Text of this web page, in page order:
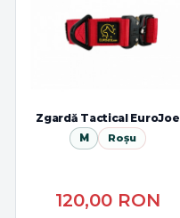
Zgardă Tactical EuroJoe
M Roșu
120,00 RON